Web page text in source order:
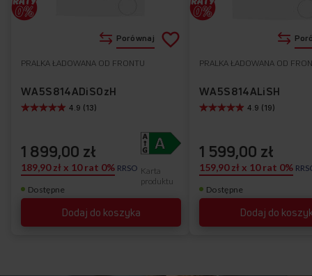
Dostępne
PRALKA ŁADOWANA OD FRONTU
WA5S814ADiSOzH
Dodaj do koszyka
4.9 (13)
Karta
produktu
1 899,00 zł
189,90 zł x 10 rat 0% RRSO
Porównaj Dodaj
ulubionych
Dostępne
PRALKA ŁADOWANA OD
WA5S814ALiSH
Dodaj do
4.9 (19)
1 599,00 zł
159,90 zł x 10 rat 0%